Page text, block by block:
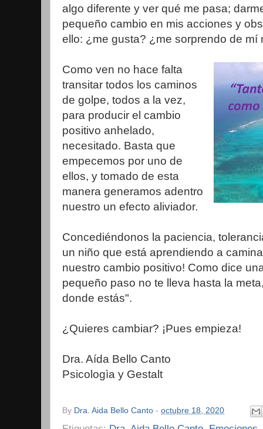
algo diferente y ver qué me pasa;
pequeño cambio en mis acciones y
ello: ¿me gusta? ¿me sorprendo de mí
Como ven no hace falta
transitar todos los caminos
de golpe, todos a la vez,
para producir el cambio
positivo anhelado,
necesitado. Basta que
empecemos por uno de
ellos, y tomado de esta
manera generamos adentro
nuestro un efecto aliviador.
Concediéndonos la paciencia,
un niño que está aprendiendo a
nuestro cambio positivo! Como dice
pequeño paso no te lleva hasta la
donde estás".
¿Quieres cambiar? ¡Pues empieza!
Dra. Aída Bello Canto
Psicologìa y Gestalt
By Dra. Aida Bello Canto - octubre 18, 2020